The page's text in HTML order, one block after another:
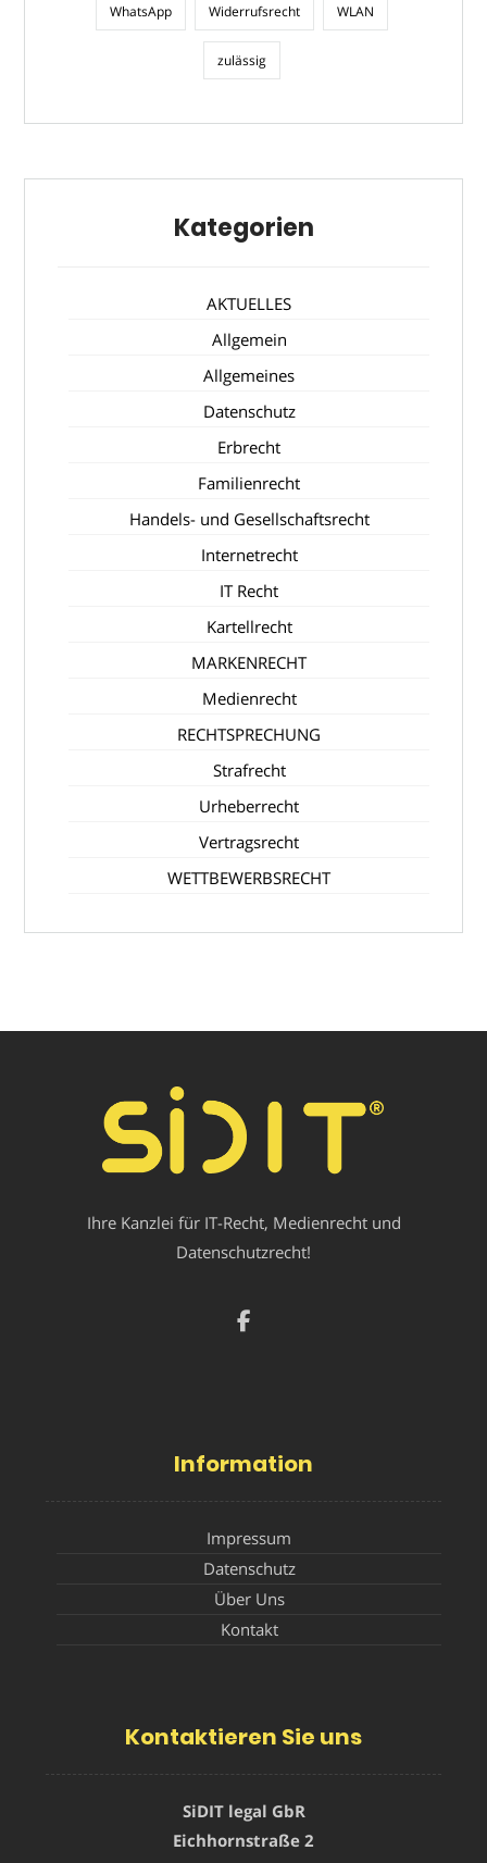
WhatsApp Widerrufsrecht WLAN
zulässig
Kategorien
AKTUELLES
Allgemein
Allgemeines
Datenschutz
Erbrecht
Familienrecht
Handels- und Gesellschaftsrecht
Internetrecht
IT Recht
Kartellrecht
MARKENRECHT
Medienrecht
RECHTSPRECHUNG
Strafrecht
Urheberrecht
Vertragsrecht
WETTBEWERBSRECHT
Ihre Kanzlei für IT-Recht, Medienrecht und
Datenschutzrecht!
Information
Impressum
Datenschutz
Über Uns
Kontakt
Kontaktieren Sie uns
SiDIT legal GbR
Eichhornstraße 2